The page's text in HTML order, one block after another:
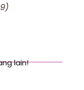
lain!